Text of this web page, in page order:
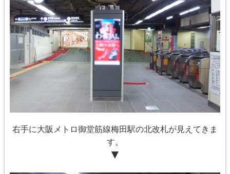
右手に大阪メトロ御堂筋線梅田駅の北改札が見えてきま
す。
▼